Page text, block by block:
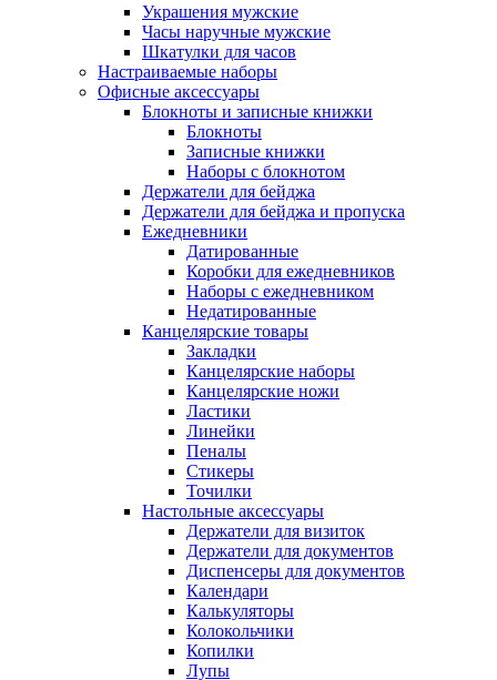
Украшения мужские
Часы наручные мужские
Шкатулки для часов
Настраиваемые наборы
Офисные аксессуары
Блокноты и записные книжки
Блокноты
Записные книжки
Наборы с блокнотом
Держатели для бейджа
Держатели для бейджа и пропуска
Ежедневники
Датированные
Коробки для ежедневников
Наборы с ежедневником
Недатированные
Канцелярские товары
Закладки
Канцелярские наборы
Канцелярские ножи
Ластики
Линейки
Пеналы
Стикеры
Точилки
Настольные аксессуары
Держатели для визиток
Держатели для документов
Диспенсеры для документов
Календари
Калькуляторы
Колокольчики
Копилки
Лупы